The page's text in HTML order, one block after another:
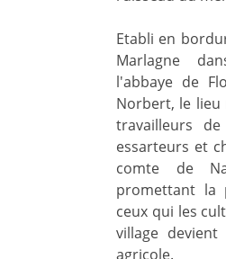
Etabli en
Marlagne
l'abbaye de
Norbert, le lieu
travailleurs
essarteurs et
comte de
promettant la
ceux qui les
village
agricole.